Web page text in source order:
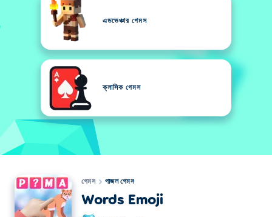
এডভেঞ্চার গেমস
ক্লাসিক গেমস
গেমস পাজল গেমস
Words Emoji